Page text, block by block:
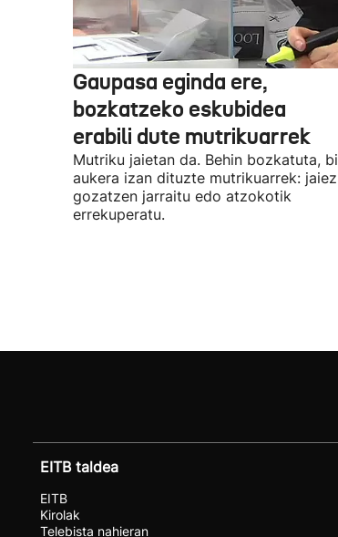
Gaupasa eginda ere,
bozkatzeko eskubidea
erabili dute mutrikuarrek
Mutriku jaietan da. Behin bozkatuta, bi
aukera izan dituzte mutrikuarrek: jaiez
gozatzen jarraitu edo atzokotik
errekuperatu.
EITB taldea
EITB
Kirolak
Telebista nahieran